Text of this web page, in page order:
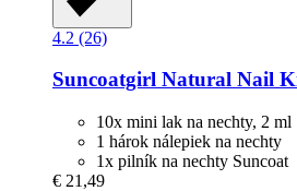
4.2 (26)
Suncoatgirl Natural Nail
10x mini lak na nechty, 2 ml
1 hárok nálepiek na nechty
1x pilník na nechty Suncoat
€ 21,49